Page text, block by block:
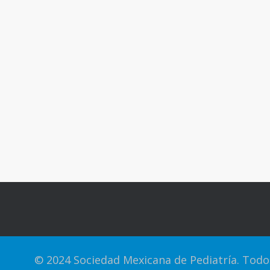
© 2024 Sociedad Mexicana de Pediatría.